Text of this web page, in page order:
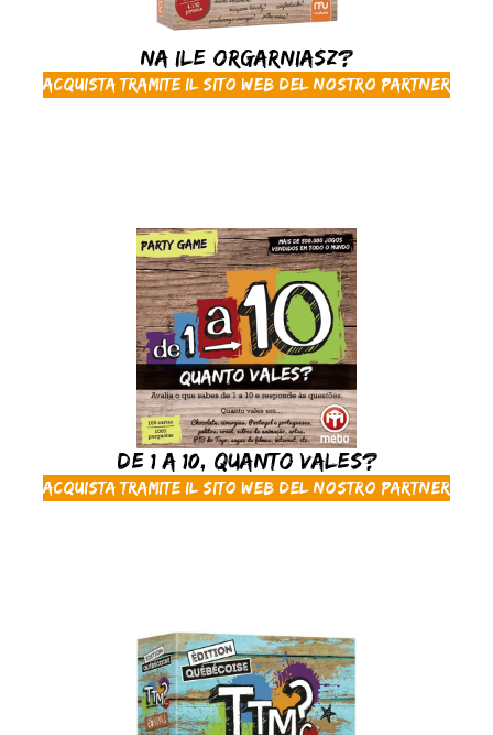
Na ile orgarniasz?
Acquista tramite il sito web del nostro partner
De 1 a 10, Quanto Vales?
Acquista tramite il sito web del nostro partner